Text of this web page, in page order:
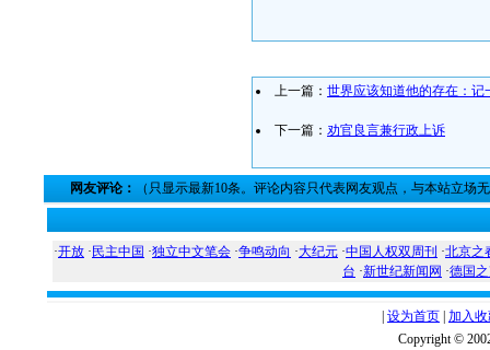
上一篇： 世界应该知道他的存在：记
下一篇： 劝官良言兼行政上诉
网友评论： （只显示最新10条。评论内容只代表网友观点，与本站立场
·开放 · 民主中国 ·独立中文笔会 ·争鸣动向 ·大纪元 ·中国人权双周刊 ·北京之
台 ·新世纪新闻网 ·德国
设为首页 加入
Copyright ©